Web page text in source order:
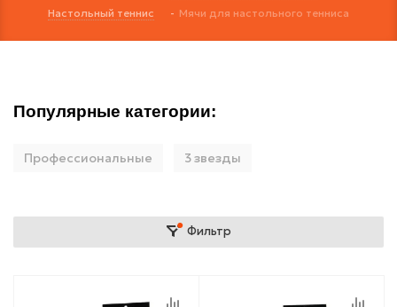
Настольный теннис
- Мячи для настольного тенниса
Популярные категории:
Профессиональные 3 звезды
Фильтр